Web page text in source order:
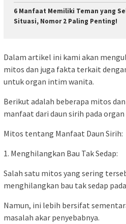
6 Manfaat Memiliki Teman yang
Situasi, Nomor 2 Paling Penting!
Dalam artikel ini kami akan
mitos dan juga fakta terkait
untuk organ intim wanita.
Berikut adalah beberapa mitos
manfaat dari daun sirih pada
Mitos tentang Manfaat Daun Sirih:
1. Menghilangkan Bau Tak Sedap:
Salah satu mitos yang sering
menghilangkan bau tak sedap
Namun, ini lebih bersifat
masalah akar penyebabnya.